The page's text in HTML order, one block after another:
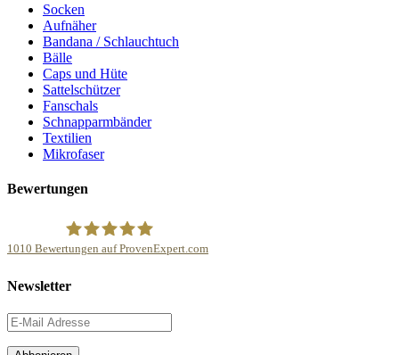
Socken
Aufnäher
Bandana / Schlauchtuch
Bälle
Caps und Hüte
Sattelschützer
Fanschals
Schnapparmbänder
Textilien
Mikrofaser
Bewertungen
NonvisioN Werbeproduktion GmbH &Co.KG
1010 Bewertungen auf ProvenExpert.com
Newsletter